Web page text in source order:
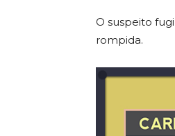
O suspeito
rompida.